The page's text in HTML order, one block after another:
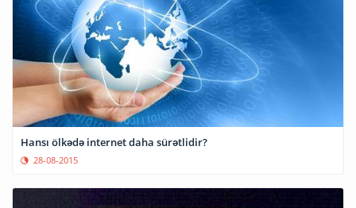
Hansı ölkədə internet daha sürətlidir?
28-08-2015